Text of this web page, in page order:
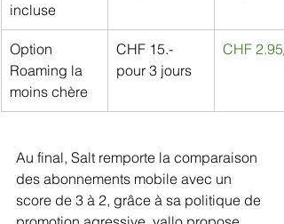
incluse
Option
Roaming la
moins chère
CHF 15.-
pour 3 jours
CHF 2.95/
Au final, Salt remporte la comparaison
des abonnements mobile avec un
score de 3 à 2, grâce à sa politique de